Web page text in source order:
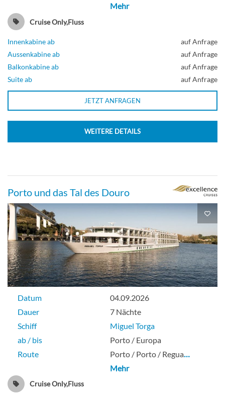
Balkonkabine
Suite
Mehr
Cruise Only,Fluss
Innenkabine ab
auf Anfrage
Aussenkabine ab
auf Anfrage
Balkonkabine ab
auf Anfrage
Suite ab
auf Anfrage
JETZT ANFRAGEN
WEITERE DETAILS
Porto und das Tal des Douro
Datum
04.09.2026
Dauer
7 Nächte
Schiff
Miguel Torga
ab / bis
Porto / Europa
Route
Porto / Porto / Regua…
Mehr
Cruise Only,Fluss